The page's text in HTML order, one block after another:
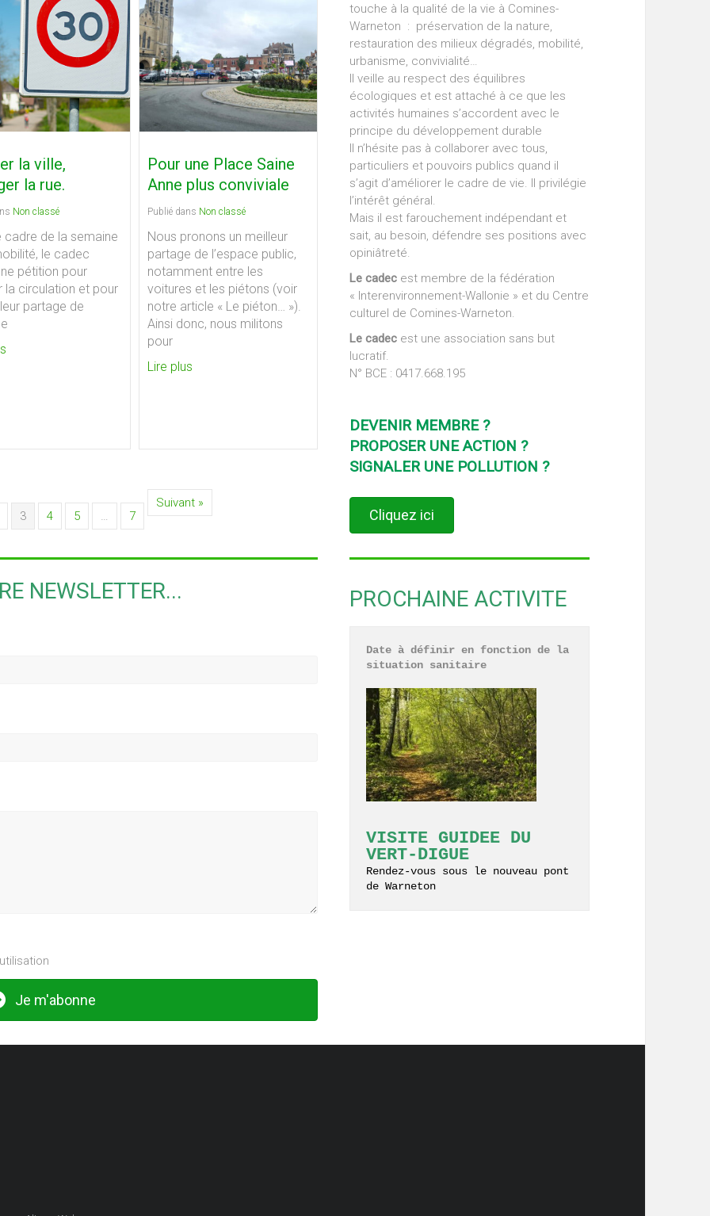
la ville,
la rue.
Non classé
cadre de la semaine
le cadec
pétition pour
la circulation et pour
partage de
Pour une Place Saine
Anne plus conviviale
Publié dans Non classé
Nous pronons un meilleur
partage de l’espace public,
notamment entre les
voitures et les piétons (voir
notre article « Le piéton… »).
Ainsi donc, nous militons
pour
Lire plus
3 4 5 … 7
Suivant »
NEWSLETTER...
Je m'abonne
touche à la qualité de la vie à Comines-
Warneton : préservation de la nature,
restauration des milieux dégradés, mobilité,
urbanisme, convivialité…
Il veille au respect des équilibres
écologiques et est attaché à ce que les
activités humaines s’accordent avec le
principe du développement durable
Il n’hésite pas à collaborer avec tous,
particuliers et pouvoirs publics quand il
s’agit d’améliorer le cadre de vie. Il privilégie
l’intérêt général.
Mais il est farouchement indépendant et
sait, au besoin, défendre ses positions avec
opiniâtreté.
Le cadecest membre de la fédération
« Interenvironnement-Wallonie » et du Centre
culturel de Comines-Warneton.
Le cadecest une association sans but
lucratif.
N° BCE : 0417.668.195
DEVENIR MEMBRE ?
PROPOSER UNE ACTION ?
SIGNALER UNE POLLUTION ?
Cliquez ici
PROCHAINE ACTIVITE
Date à définir en fonction de la
situation sanitaire
VISITE GUIDEE DU
VERT-DIGUE
Rendez-vous sous le nouveau pont
de Warneton